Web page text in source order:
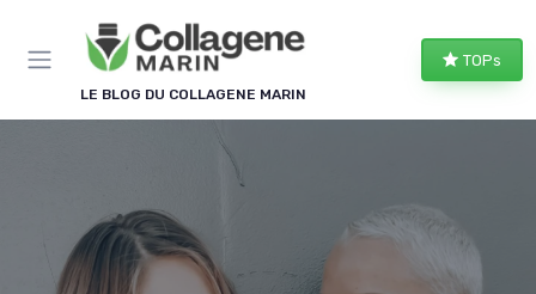
LE BLOG DU COLLAGENE MARIN
TOPs